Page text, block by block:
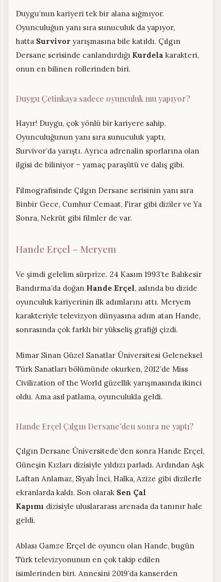
Duygu’nun kariyeri tek bir alana sığmıyor.
Oyunculuğun yanı sıra sunuculuk da yapıyor,
hatta Survivor yarışmasına bile katıldı. Çılgın
Dersane serisinde canlandırdığı Kurdela karakteri,
onun en bilinen rollerinden biri.
Duygu Çetinkaya sadece oyunculuk mu yapıyor?
Hayır! Duygu, çok yönlü bir kariyere sahip.
Oyunculuğunun yanı sıra sunuculuk yaptı,
Survivor’da yarıştı. Ayrıca adrenalin sporlarına olan
ilgisi de biliniyor – yamaç paraşütü ve dalış gibi.
Filmografisinde Çılgın Dersane serisinin yanı sıra
Binbir Gece, Cumhur Cemaat, Firar gibi diziler ve Ya
Sonra, Nekrüt gibi filmler de var.
Hande Erçel – Meryem
Ve şimdi gelelim sürprize. 24 Kasım 1993’te Balıkesir
Bandırma’da doğan Hande Erçel, aslında bu dizide
oyunculuk kariyerinin ilk adımlarını attı. Meryem
karakteriyle televizyon dünyasına adım atan Hande,
sonrasında çok farklı bir yükseliş grafiği çizdi.
Mimar Sinan Güzel Sanatlar Üniversitesi Geleneksel
Türk Sanatları bölümünde okurken, 2012’de Miss
Civilization of the World güzellik yarışmasında ikinci
oldu. Ama asıl patlama, oyunculukla geldi.
Hande Erçel Çılgın Dersane’den sonra ne yaptı?
Çılgın Dersane Üniversitede’den sonra Hande Erçel,
Güneşin Kızları dizisiyle yıldızı parladı. Ardından Aşk
Laftan Anlamaz, Siyah İnci, Halka, Azize gibi dizilerle
ekranlarda kaldı. Son olarak Sen Çal
Kapımı dizisiyle uluslararası arenada da tanınır hale
geldi.
Ablası Gamze Erçel de oyuncu olan Hande, bugün
Türk televizyonunun en çok takip edilen
isimlerinden biri. Annesini 2019’da kanserden